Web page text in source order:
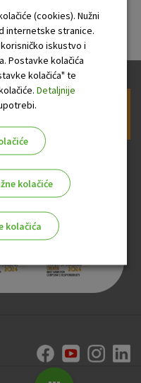
(cookies). Nužni
internetske stranice.
iskustvo i
Postavke kolačića
kolačića" te
Detaljnije
kolačiće
kolačića
Nužni kolačići